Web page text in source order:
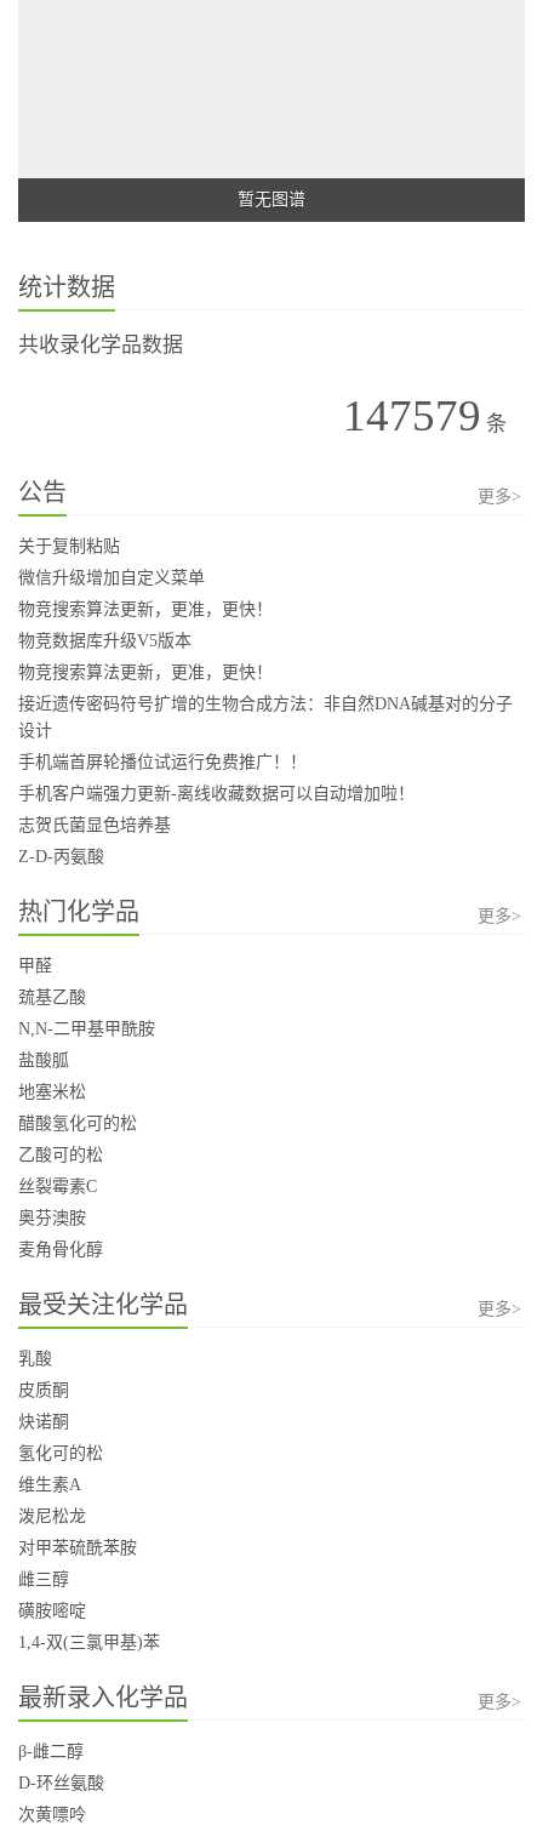
暂无图谱
统计数据
共收录化学品数据
147579 条
公告 更多>
关于复制粘贴
微信升级增加自定义菜单
物竞搜索算法更新，更准，更快！
物竞数据库升级V5版本
物竞搜索算法更新，更准，更快！
接近遗传密码符号扩增的生物合成方法：非自然DNA碱基对的分子
设计
手机端首屏轮播位试运行免费推广！！
手机客户端强力更新-离线收藏数据可以自动增加啦！
志贺氏菌显色培养基
Z-D-丙氨酸
热门化学品 更多>
甲醛
巯基乙酸
N,N-二甲基甲酰胺
盐酸胍
地塞米松
醋酸氢化可的松
乙酸可的松
丝裂霉素C
奥芬澳胺
麦角骨化醇
最受关注化学品 更多>
乳酸
皮质酮
炔诺酮
氢化可的松
维生素A
泼尼松龙
对甲苯硫酰苯胺
雌三醇
磺胺嘧啶
1,4-双(三氯甲基)苯
最新录入化学品 更多>
β-雌二醇
D-环丝氨酸
次黄嘌呤